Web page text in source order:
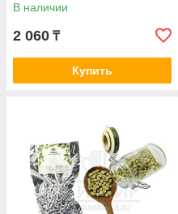
В наличии
2 060 ₸
Купить